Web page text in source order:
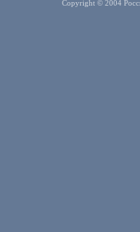
Copyright © 2004